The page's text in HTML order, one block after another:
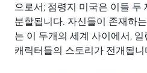
으로서; 점령지 미국은 이들 두
분할됩니다. 자신들이 존재하
는 이 두개의 세계 사이에서,
캐릭터들의 스토리가 전개됩니